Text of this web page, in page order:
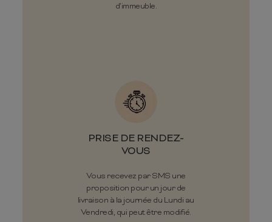
d'immeuble.
PRISE DE RENDEZ-
VOUS
Vous recevez par SMS une
proposition pour un jour de
livraison à la journée du Lundi au
Vendredi, qui peut être modifié.